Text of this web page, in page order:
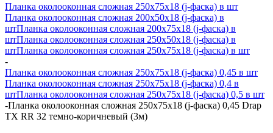
Планка околооконная сложная 250х75х18 (j-фаска) в шт
Планка околооконная сложная 200х50х18 (j-фаска) в
штПланка околооконная сложная 200х75х18 (j-фаска) в
штПланка околооконная сложная 250х50х18 (j-фаска) в
штПланка околооконная сложная 250х75х18 (j-фаска) в шт
-
Планка околооконная сложная 250х75х18 (j-фаска) 0,45 в шт
Планка околооконная сложная 250х75х18 (j-фаска) 0,4 в
штПланка околооконная сложная 250х75х18 (j-фаска) 0,5 в шт
-Планка околооконная сложная 250х75х18 (j-фаска) 0,45 Drap
TX RR 32 темно-коричневый (3м)